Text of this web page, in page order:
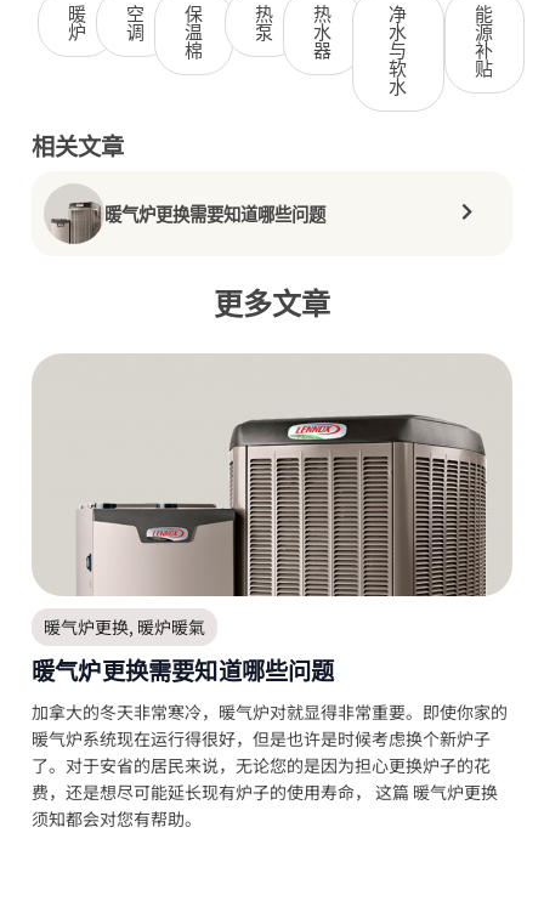
暖
炉
空
调
保
温
棉
热
泵
热
水
器
净
水
与
软
水
能
源
补
贴
相关文章
暖气炉更换需要知道哪些问题
更多文章
暖气炉更换, 暖炉暖氣
暖气炉更换需要知道哪些问题
加拿大的冬天非常寒冷，暖气炉对就显得非常重要。即使你家的
暖气炉系统现在运行得很好，但是也许是时候考虑换个新炉子
了。对于安省的居民来说，无论您的是因为担心更换炉子的花
费，还是想尽可能延长现有炉子的使用寿命， 这篇 暖气炉更换
须知都会对您有帮助。